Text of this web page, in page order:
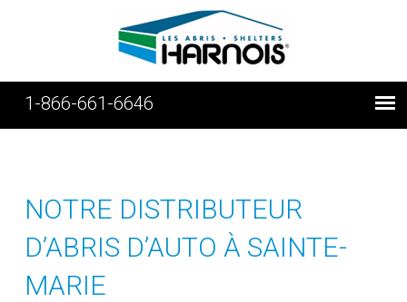
1-866-661-6646
NOTRE DISTRIBUTEUR
D’ABRIS D’AUTO À SAINTE-
MARIE